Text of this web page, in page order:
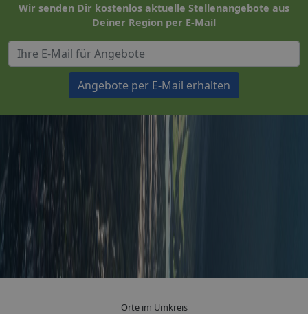
Wir senden Dir kostenlos aktuelle Stellenangebote aus
Deiner Region per E-Mail
Angebote per E-Mail erhalten
Orte im Umkreis